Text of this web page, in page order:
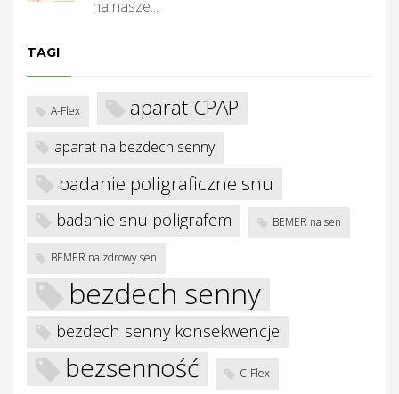
na nasze...
TAGI
A-Flex aparat CPAP
aparat na bezdech senny
badanie poligraficzne snu
badanie snu poligrafem BEMER na sen
BEMER na zdrowy sen
bezdech senny
bezdech senny konsekwencje
bezsenność C-Flex